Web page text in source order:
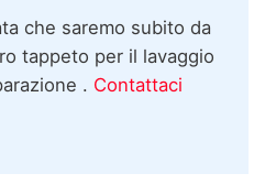
che saremo subito da
tappeto per il lavaggio
. Contattaci